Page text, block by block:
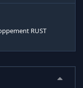
RUST